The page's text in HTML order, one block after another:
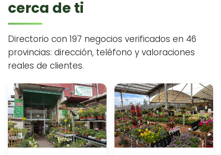
cerca de ti
Directorio con 197 negocios verificados en 46
provincias: dirección, teléfono y valoraciones
reales de clientes.